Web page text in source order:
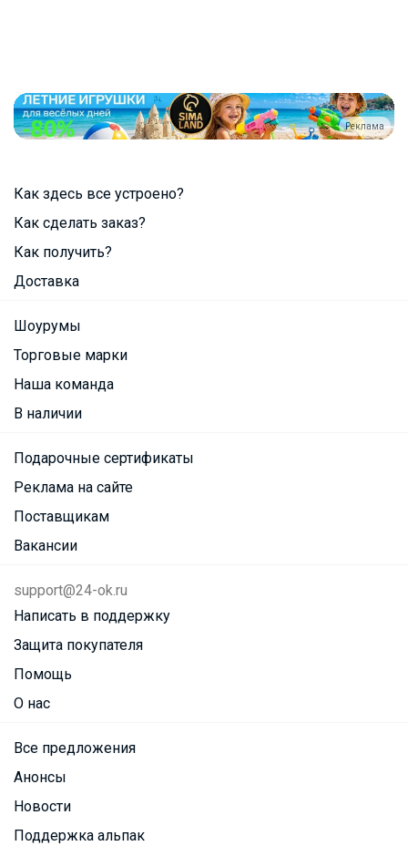
Реклама
Как здесь все устроено?
Как сделать заказ?
Как получить?
Доставка
Шоурумы
Торговые марки
Наша команда
В наличии
Подарочные сертификаты
Реклама на сайте
Поставщикам
Вакансии
support@24-ok.ru
Написать в поддержку
Защита покупателя
Помощь
О нас
Все предложения
Анонсы
Новости
Поддержка альпак